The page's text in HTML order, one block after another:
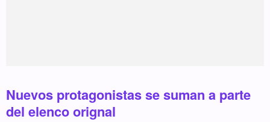
Nuevos protagonistas se suman a parte
del elenco orignal